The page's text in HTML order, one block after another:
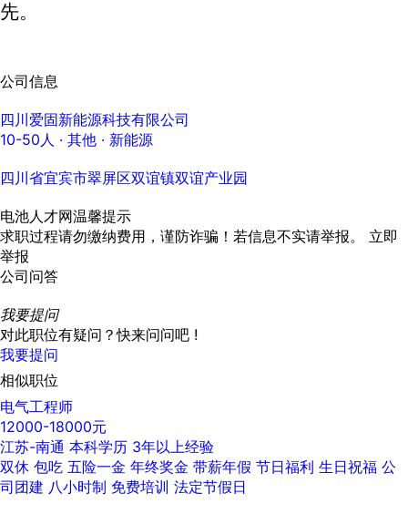
先。
公司信息
四川爱固新能源科技有限公司
10-50人 · 其他 · 新能源
四川省宜宾市翠屏区双谊镇双谊产业园
电池人才网温馨提示
求职过程请勿缴纳费用，谨防诈骗！若信息不实请举报。 立即
举报
公司问答
我要提问
对此职位有疑问？快来问问吧 !
我要提问
相似职位
电气工程师
12000-18000元
江苏-南通 本科学历 3年以上经验
双休 包吃 五险一金 年终奖金 带薪年假 节日福利 生日祝福 公
司团建 八小时制 免费培训 法定节假日